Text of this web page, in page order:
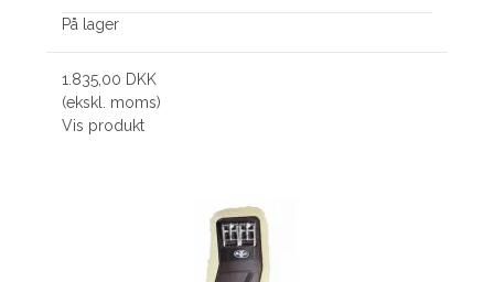
På lager
1.835,00 DKK
(ekskl. moms)
Vis produkt